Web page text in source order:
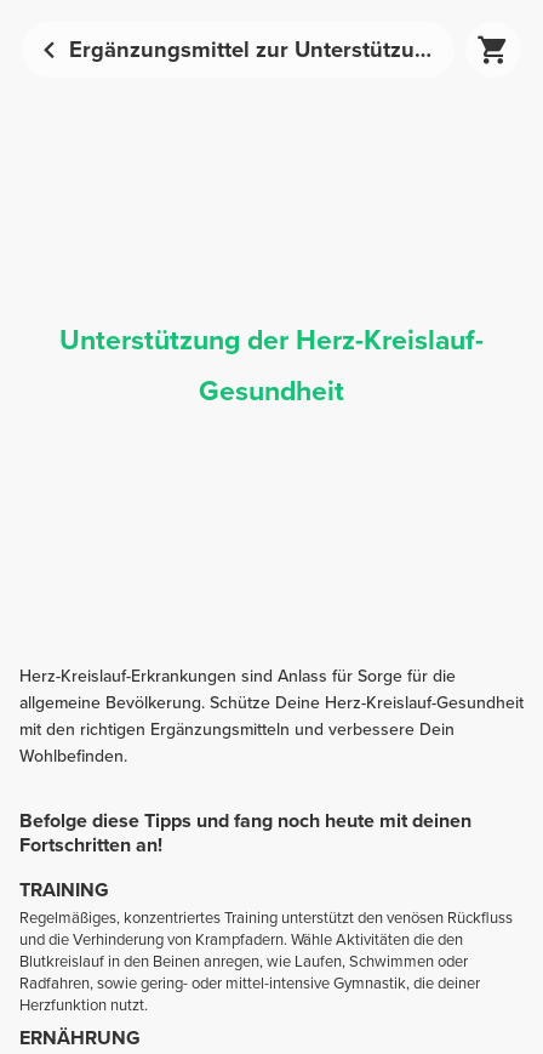
Ergänzungsmittel zur Unterstützung der Herz-Kreislauf-Gesundheit | Prozis
Unterstützung der Herz-Kreislauf-
Gesundheit
Herz-Kreislauf-Erkrankungen sind Anlass für Sorge für die
allgemeine Bevölkerung. Schütze Deine Herz-Kreislauf-Gesundheit
mit den richtigen Ergänzungsmitteln und verbessere Dein
Wohlbefinden.
Befolge diese Tipps und fang noch heute mit deinen
Fortschritten an!
TRAINING
Regelmäßiges, konzentriertes Training unterstützt den venösen Rückfluss
und die Verhinderung von Krampfadern. Wähle Aktivitäten die den
Blutkreislauf in den Beinen anregen, wie Laufen, Schwimmen oder
Radfahren, sowie gering- oder mittel-intensive Gymnastik, die deiner
Herzfunktion nutzt.
ERNÄHRUNG